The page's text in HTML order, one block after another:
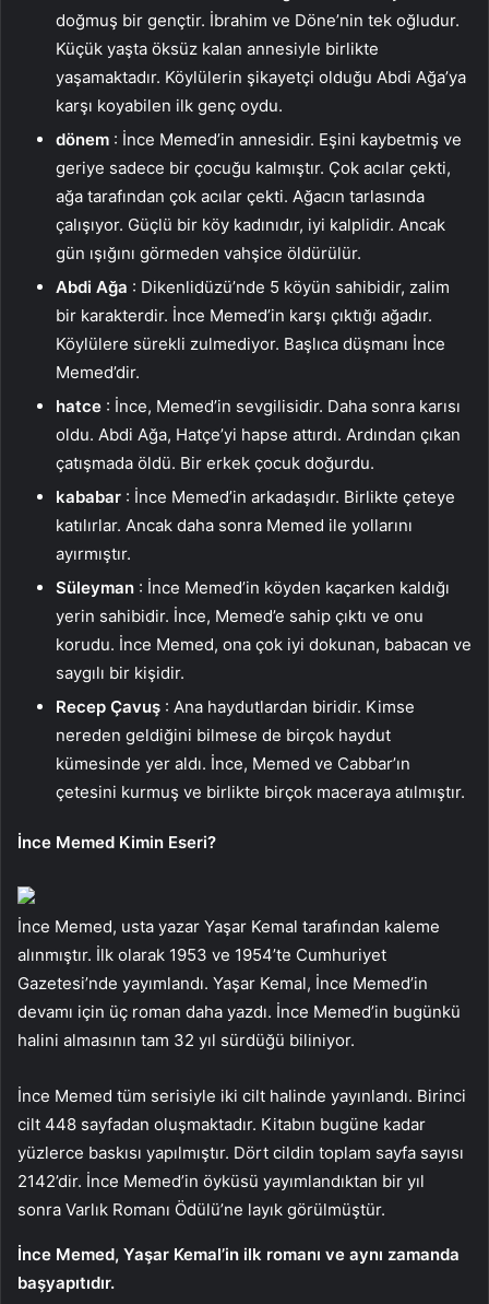
doğmuş bir gençtir. İbrahim ve Döne’nin tek oğludur.
Küçük yaşta öksüz kalan annesiyle birlikte
yaşamaktadır. Köylülerin şikayetçi olduğu Abdi Ağa’ya
karşı koyabilen ilk genç oydu.
dönem : İnce Memed’in annesidir. Eşini kaybetmiş ve
geriye sadece bir çocuğu kalmıştır. Çok acılar çekti,
ağa tarafından çok acılar çekti. Ağacın tarlasında
çalışıyor. Güçlü bir köy kadınıdır, iyi kalplidir. Ancak
gün ışığını görmeden vahşice öldürülür.
Abdi Ağa : Dikenlidüzü’nde 5 köyün sahibidir, zalim
bir karakterdir. İnce Memed’in karşı çıktığı ağadır.
Köylülere sürekli zulmediyor. Başlıca düşmanı İnce
Memed’dir.
hatce : İnce, Memed’in sevgilisidir. Daha sonra karısı
oldu. Abdi Ağa, Hatçe’yi hapse attırdı. Ardından çıkan
çatışmada öldü. Bir erkek çocuk doğurdu.
kababar : İnce Memed’in arkadaşıdır. Birlikte çeteye
katılırlar. Ancak daha sonra Memed ile yollarını
ayırmıştır.
Süleyman : İnce Memed’in köyden kaçarken kaldığı
yerin sahibidir. İnce, Memed’e sahip çıktı ve onu
korudu. İnce Memed, ona çok iyi dokunan, babacan ve
saygılı bir kişidir.
Recep Çavuş : Ana haydutlardan biridir. Kimse
nereden geldiğini bilmese de birçok haydut
kümesinde yer aldı. İnce, Memed ve Cabbar’ın
çetesini kurmuş ve birlikte birçok maceraya atılmıştır.
İnce Memed Kimin Eseri?
İnce Memed, usta yazar Yaşar Kemal tarafından kaleme
alınmıştır. İlk olarak 1953 ve 1954’te Cumhuriyet
Gazetesi’nde yayımlandı. Yaşar Kemal, İnce Memed’in
devamı için üç roman daha yazdı. İnce Memed’in bugünkü
halini almasının tam 32 yıl sürdüğü biliniyor.
İnce Memed tüm serisiyle iki cilt halinde yayınlandı. Birinci
cilt 448 sayfadan oluşmaktadır. Kitabın bugüne kadar
yüzlerce baskısı yapılmıştır. Dört cildin toplam sayfa sayısı
2142’dir. İnce Memed’in öyküsü yayımlandıktan bir yıl
sonra Varlık Romanı Ödülü’ne layık görülmüştür.
İnce Memed, Yaşar Kemal’in ilk romanı ve aynı zamanda
başyapıtıdır.